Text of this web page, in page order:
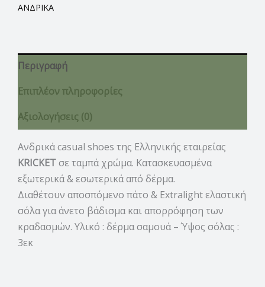
ΑΝΔΡΙΚΑ
Περιγραφή
Επιπλέον πληροφορίες
Αξιολογήσεις (0)
Ανδρικά casual shoes της Ελληνικής εταιρείας
KRICKETσε ταμπά χρώμα. Κατασκευασμένα
εξωτερικά & εσωτερικά από δέρμα.
Διαθέτουν αποσπόμενο πάτο & Extralight ελαστική
σόλα για άνετο βάδισμα και απορρόφηση των
κραδασμών. Υλικό : δέρμα σαμουά – Ύψος σόλας :
3εκ